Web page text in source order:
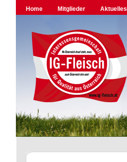
Home Mitglieder Aktuelles